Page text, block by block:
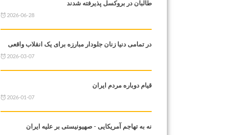
طالبان در بروکسل پذیرفته شدند
2026-06-28
در تمامی دنیا زنان جلودار مبارزه برای یک انقلاب واقعی
2026-03-07
قیام دوباره مردم ایران
2026-01-07
نه به تهاجم آمریکایی - صهیونیستی بر علیه ایران